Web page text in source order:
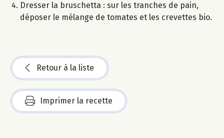
Dresser la bruschetta : sur les tranches de pain,
déposer le mélange de tomates et les crevettes bio.
Retour à la liste
Imprimer la recette